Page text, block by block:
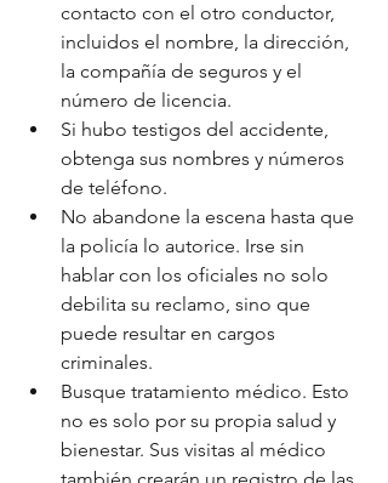
contacto con el otro conductor,
incluidos el nombre, la dirección,
la compañía de seguros y el
número de licencia.
Si hubo testigos del accidente,
obtenga sus nombres y números
de teléfono.
No abandone la escena hasta que
la policía lo autorice. Irse sin
hablar con los oficiales no solo
debilita su reclamo, sino que
puede resultar en cargos
criminales.
Busque tratamiento médico. Esto
no es solo por su propia salud y
bienestar. Sus visitas al médico